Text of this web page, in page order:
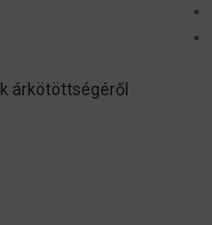
árkötöttségéről